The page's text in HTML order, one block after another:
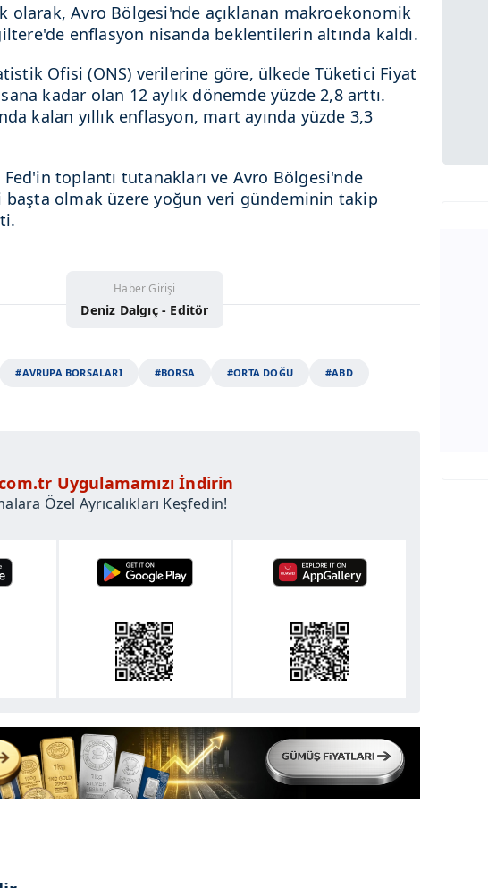
olarak, Avro Bölgesi'nde açıklanan makroekonomik
enflasyon nisanda beklentilerin altında kaldı.
Ofisi (ONS) verilerine göre, ülkede Tüketici Fiyat
kadar olan 12 aylık dönemde yüzde 2,8 arttı.
kalan yıllık enflasyon, mart ayında yüzde 3,3
toplantı tutanakları ve Avro Bölgesi'nde
başta olmak üzere yoğun veri gündeminin takip
Haber Girişi
Deniz Dalgıç - Editör
#AVRUPA BORSALARI #BORSA #ORTA DOĞU #ABD
Uygulamamızı İndirin
Özel Ayrıcalıkları Keşfedin!